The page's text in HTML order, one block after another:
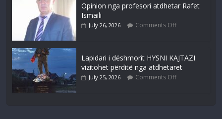
Opinion nga profesori atdhetar Rafet
Ismaili
July 26, 2026 Comments Off
Lapidari i dëshmorit HYSNI KAJTAZI
vizitohet përditë nga atdhetaret
July 25, 2026 Comments Off